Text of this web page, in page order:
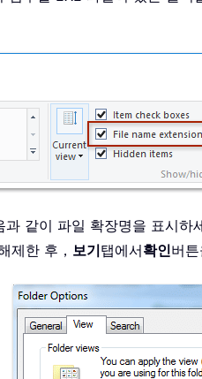
같이 파일 확장명을 표시하
제한 후， 보기탭에서확인버